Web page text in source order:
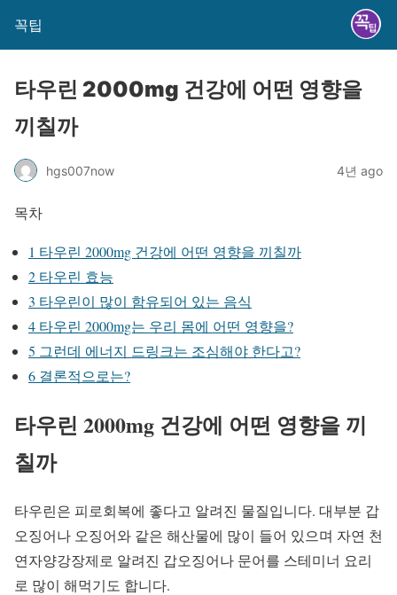
꼭팁
타우린 2000mg 건강에 어떤 영향을
끼칠까
hgs007now 4년 ago
목차
1 타우린 2000mg 건강에 어떤 영향을 끼칠까
2 타우린 효능
3 타우린이 많이 함유되어 있는 음식
4 타우린 2000mg는 우리 몸에 어떤 영향을?
5 그런데 에너지 드링크는 조심해야 한다고?
6 결론적으로는?
타우린 2000mg 건강에 어떤 영향을 끼
칠까
타우린은 피로회복에 좋다고 알려진 물질입니다. 대부분 갑
오징어나 오징어와 같은 해산물에 많이 들어 있으며 자연 천
연자양강장제로 알려진 갑오징어나 문어를 스테미너 요리
로 많이 해먹기도 합니다.